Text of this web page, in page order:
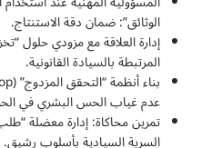
الوثائق”: ضمان دقة الاستنتاج.
إدارة العلاقة مع مزودي حلول
المرتبطة بالسيادة القانونية.
عدم غياب الحس البشري في
تمرين محاكاة: إدارة معضلة
السرية السيادية بأسلوب رشيق.